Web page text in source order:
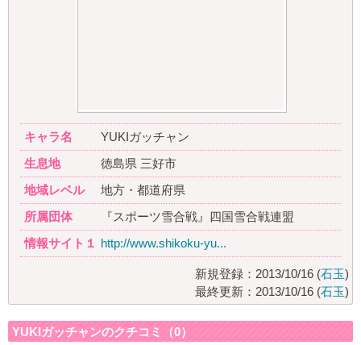
キャラ名
YUKIガッチャン
生息地
徳島県 三好市
地域レベル
地方・都道府県
所属団体
『スポーツ雪合戦』四国雪合戦連盟
情報サイト１ http://www.shikoku-yu...
新規登録：2013/10/16 (石玉)
最終更新：2013/10/16 (石玉)
YUKIガッチャンのクチコミ（0）